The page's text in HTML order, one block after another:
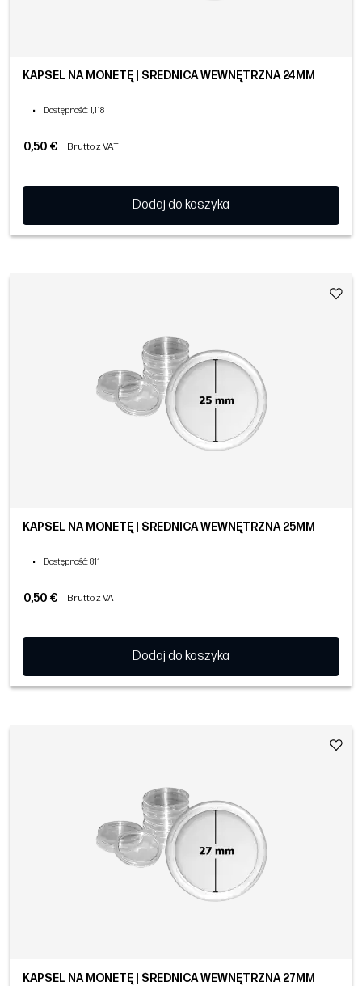
KAPSEL NA MONETĘ | ŚREDNICA WEWNĘTRZNA 24MM
• Dostępność: 1,118
0,50 € Brutto z VAT
Dodaj do koszyka
KAPSEL NA MONETĘ | ŚREDNICA WEWNĘTRZNA 25MM
• Dostępność: 811
0,50 € Brutto z VAT
Dodaj do koszyka
KAPSEL NA MONETĘ | ŚREDNICA WEWNĘTRZNA 27MM